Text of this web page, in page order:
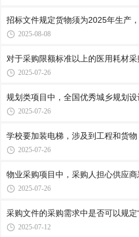
招标文件规定货物须为2025年生产
2025-08-08
对于采购限额标准以上的医用耗材
2025-07-26
规划类项目中，全国优秀城乡规划
2025-07-26
学校要加装电梯，涉及到工程和货
2025-07-26
物业采购项目中，采购人担心供应
2025-07-26
采购文件的采购需求中是否可以规
2025-07-12